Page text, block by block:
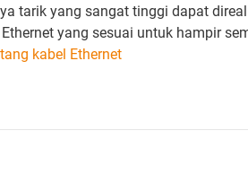
tarik yang sangat tinggi dapat
yang sesuai untuk hampir
kabel Ethernet